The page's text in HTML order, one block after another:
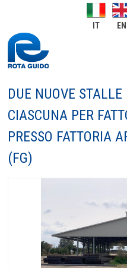
IT EN
DUE NUOVE
CIASCUNA PER
PRESSO FATTORIA
(FG)